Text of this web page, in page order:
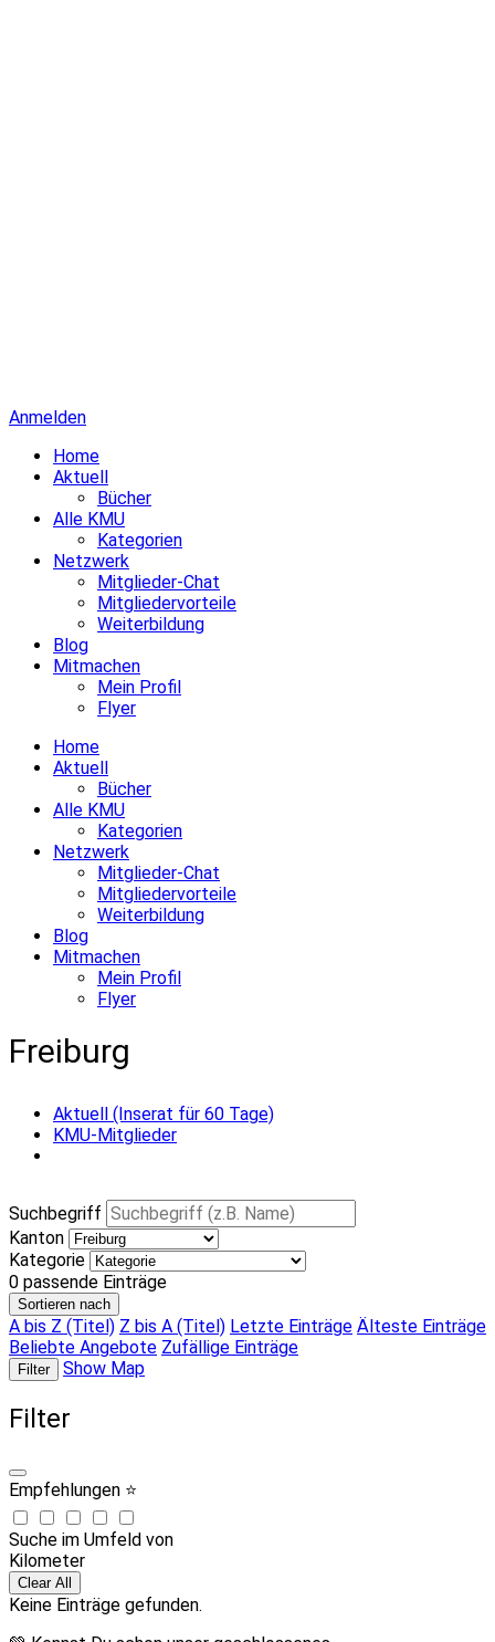
Anmelden
Home
Aktuell
Bücher
Alle KMU
Kategorien
Netzwerk
Mitglieder-Chat
Mitgliedervorteile
Weiterbildung
Blog
Mitmachen
Mein Profil
Flyer
Home
Aktuell
Bücher
Alle KMU
Kategorien
Netzwerk
Mitglieder-Chat
Mitgliedervorteile
Weiterbildung
Blog
Mitmachen
Mein Profil
Flyer
Freiburg
Aktuell (Inserat für 60 Tage)
KMU-Mitglieder
Suchbegriff
Kanton
Kategorie
0 passende Einträge
Sortieren nach
A bis Z (Titel) Z bis A (Titel) Letzte Einträge Älteste Einträge
Beliebte Angebote Zufällige Einträge
Filter Show Map
Filter
Empfehlungen ⭐
Suche im Umfeld von
Kilometer
Clear All
Keine Einträge gefunden.